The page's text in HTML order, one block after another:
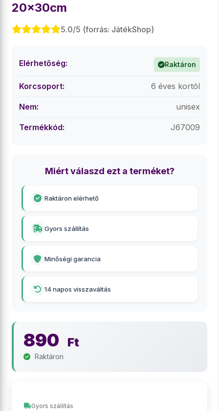
20x30cm
5.0/5 (forrás: JátékShop)
Elérhetőség: Raktáron
Korcsoport: 6 éves kortól
Nem: unisex
Termékkód: J67009
Miért válaszd ezt a terméket?
Raktáron elérhető
Gyors szállítás
Minőségi garancia
14 napos visszaváltás
890 Ft
Raktáron
Gyors szállítás